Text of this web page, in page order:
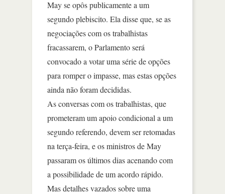
May se opôs publicamente a um
segundo plebiscito. Ela disse que, se as
negociações com os trabalhistas
fracassarem, o Parlamento será
convocado a votar uma série de opções
para romper o impasse, mas estas opções
ainda não foram decididas.
As conversas com os trabalhistas, que
prometeram um apoio condicional a um
segundo referendo, devem ser retomadas
na terça-feira, e os ministros de May
passaram os últimos dias acenando com
a possibilidade de um acordo rápido.
Mas detalhes vazados sobre uma